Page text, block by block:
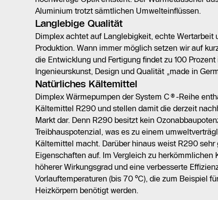
Aluminium trotzt sämtlichen Umwelteinflüssen.
Langlebige Qualität
Dimplex achtet auf Langlebigkeit, echte Wertarbeit
Produktion. Wann immer möglich setzen wir auf
die Entwicklung und Fertigung findet zu 100
Ingenieurskunst, Design und Qualität „made in
Natürliches Kältemittel
Dimplex Wärmepumpen der System C®-Reihe
Kältemittel R290 und stellen damit die derzeit
Markt dar. Denn R290 besitzt kein
Treibhauspotenzial, was es zu einem
Kältemittel macht. Darüber hinaus weist R290
Eigenschaften auf. Im Vergleich zu
höherer Wirkungsgrad und eine verbesserte
Vorlauftemperaturen (bis 70 °C), die zum Beispiel
Heizkörpern benötigt werden.